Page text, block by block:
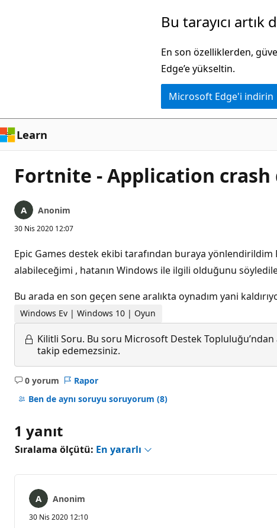
Bu tarayıcı
En son özelliklerden,
Edge’e yükseltin.
Microsoft Edge'i indirin
Learn
Fortnite - Application crash
Anonim
30 Nis 2020 12:07
Epic Games destek ekibi tarafından buraya
alabileceğimi , hatanın Windows ile ilgili olduğunu
Bu arada en son geçen sene aralıkta oynadım yani
Windows Ev | Windows 10 | Oyun
Kilitli Soru. Bu soru Microsoft Destek Topluluğu’ndan
takip edemezsiniz.
0 yorum
Açıklama
yok
Rapor
Ben de aynı soruyu soruyorum (8)
1 yanıt
Sıralama ölçütü: En yararlı
Anonim
30 Nis 2020 12:10